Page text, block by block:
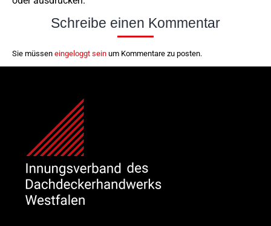
Schreibe einen Kommentar
Sie müssen eingeloggt sein um Kommentare zu posten.